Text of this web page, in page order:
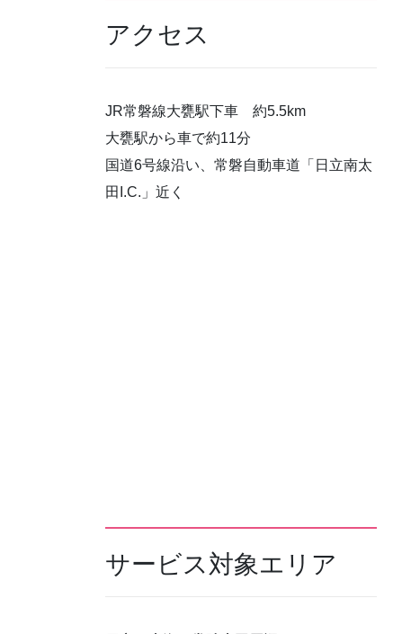
アクセス
JR常磐線大甕駅下車 約5.5km
大甕駅から車で約11分
国道6号線沿い、常磐自動車道「日立南太
田I.C.」近く
サービス対象エリア